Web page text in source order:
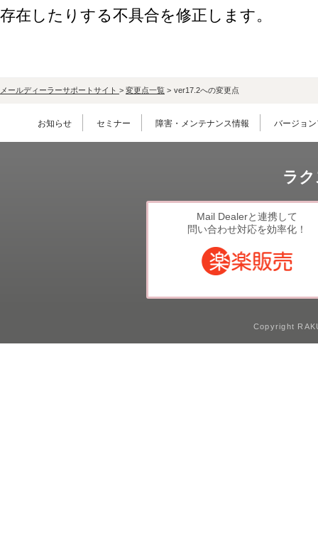
存在したりする不具合を修正します。
メールディーラーサポートサイト > 変更点一覧 > ver17.2への変更点
お知らせ セミナー 障害・メンテナンス情報 バージョ
ラ
Mail Dealerと連携して
問い合わせ対応を効率化！
Copyright